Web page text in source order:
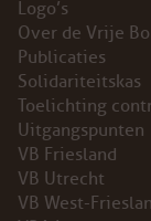
Logo’s
Over de Vrije
Publicaties
Solidariteitskas
Toelichting
Uitgangspunten
VB Friesland
VB Utrecht
VB West-